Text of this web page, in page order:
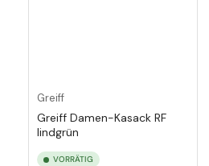
Greiff
Greiff Damen-Kasack RF
lindgrün
VORRÄTIG